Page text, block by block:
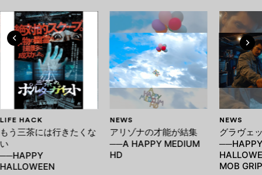
LIFE HACK
もう三茶には行きたくな
い
──HAPPY
HALLOWEEN
NEWS
アリゾナの才能が結集
──A HAPPY MEDIUM
HD
NEWS
グラヴェ
──HAPPY
MOB GRIP